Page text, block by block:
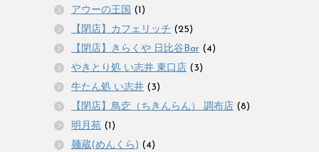
アウーの王国 (1)
【閉店】カフェリッチ (25)
【閉店】きらくや 日比谷Bar (4)
やきとり処 い志井 東口店 (3)
牛たん処 い志井 (3)
【閉店】鳥赱（ちきんらん） 調布店 (8)
明月苑 (1)
麺蔵(めんくら) (4)